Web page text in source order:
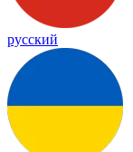
русский